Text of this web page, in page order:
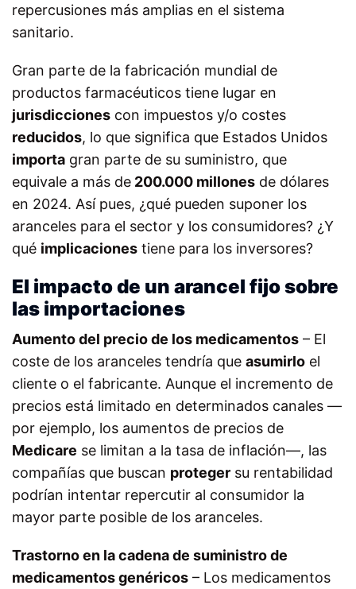
repercusiones más amplias en el sistema
sanitario.
Gran parte de la fabricación mundial de
productos farmacéuticos tiene lugar en
jurisdicciones con impuestos y/o costes
reducidos, lo que significa que Estados Unidos
importa gran parte de su suministro, que
equivale a más de 200.000 millones de dólares
en 2024. Así pues, ¿qué pueden suponer los
aranceles para el sector y los consumidores? ¿Y
qué implicaciones tiene para los inversores?
El impacto de un arancel fijo sobre
las importaciones
Aumento del precio de los medicamentos – El
coste de los aranceles tendría que asumirlo el
cliente o el fabricante. Aunque el incremento de
precios está limitado en determinados canales —
por ejemplo, los aumentos de precios de
Medicare se limitan a la tasa de inflación—, las
compañías que buscan proteger su rentabilidad
podrían intentar repercutir al consumidor la
mayor parte posible de los aranceles.
Trastorno en la cadena de suministro de
medicamentos genéricos – Los medicamentos